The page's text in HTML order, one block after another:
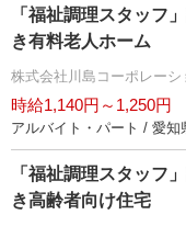
「福祉調理スタッフ
き有料老人ホーム
株式会社川島コーポレー
時給1,140円～1,250円
アルバイト・パート / 愛知
「福祉調理スタッフ
き高齢者向け住宅